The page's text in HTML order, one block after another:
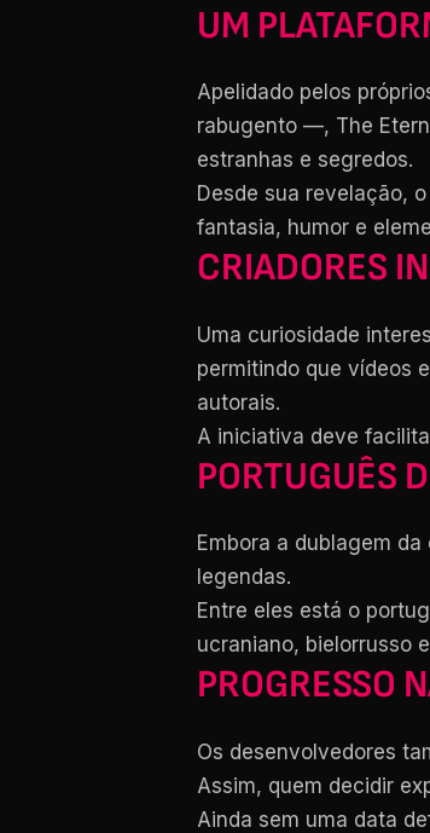
UM
Apelidado pelos
rabugento —, The
estranhas e segredos.
Desde sua revelação,
fantasia, humor e
CRIADORES
Uma curiosidade
permitindo que vídeos
autorais.
A iniciativa deve
PORTUGUÊS
Embora a dublagem
legendas.
Entre eles está o
ucraniano, bielorrusso
PROGRESSO
Os desenvolvedores
Assim, quem decidir
Ainda sem uma data